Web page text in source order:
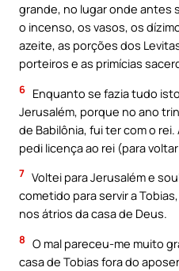
grande, no lugar onde antes
o incenso, os vasos, os
azeite, as porções dos
porteiros e as primícias
6 Enquanto se fazia tudo
Jerusalém, porque no ano
de Babilônia, fui ter com o
pedi licença ao rei (para
7 Voltei para Jerusalém e
cometido para servir a
nos átrios da casa de Deus.
8 O mal pareceu-me muito
casa de Tobias fora do